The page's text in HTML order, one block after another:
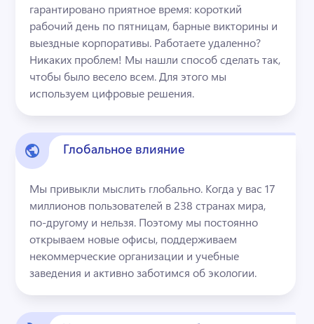
гарантировано приятное время: короткий
рабочий день по пятницам, барные викторины и
выездные корпоративы. Работаете удаленно?
Никаких проблем! Мы нашли способ сделать так,
чтобы было весело всем. Для этого мы
используем цифровые решения.
Глобальное влияние
Мы привыкли мыслить глобально. Когда у вас 17
миллионов пользователей в 238 странах мира,
по-другому и нельзя. Поэтому мы постоянно
открываем новые офисы, поддерживаем
некоммерческие организации и учебные
заведения и активно заботимся об экологии.